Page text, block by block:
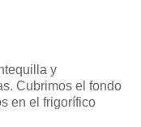
y
Cubrimos el fondo
en el frigorífico